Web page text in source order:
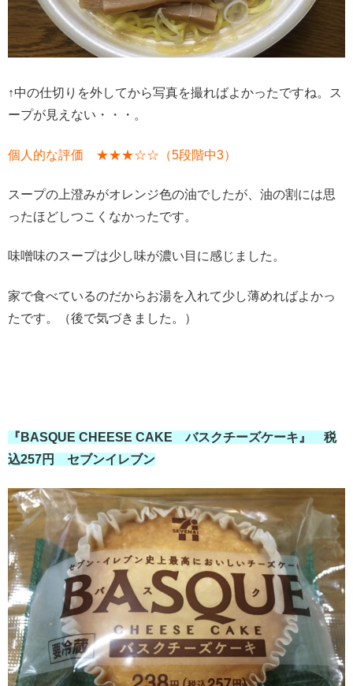
↑中の仕切りを外してから写真を撮ればよかったですね。ス
ープが見えない・・・。
個人的な評価 ★★★☆☆（5段階中3）
スープの上澄みがオレンジ色の油でしたが、油の割には思
ったほどしつこくなかったです。
味噌味のスープは少し味が濃い目に感じました。
家で食べているのだからお湯を入れて少し薄めればよかっ
たです。（後で気づきました。）
『BASQUE CHEESE CAKE バスクチーズケーキ』 税
込257円 セブンイレブン